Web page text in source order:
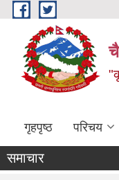
Skip to main content
गृहपृष्ठ परिचय
समाचार